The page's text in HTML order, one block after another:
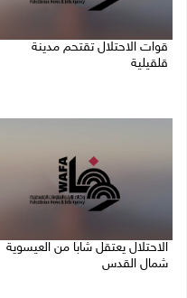
قوات الاحتلال تقتحم مدينة
قلقيلية
الاحتلال يعتقل شابا من العيسوية
شمال القدس